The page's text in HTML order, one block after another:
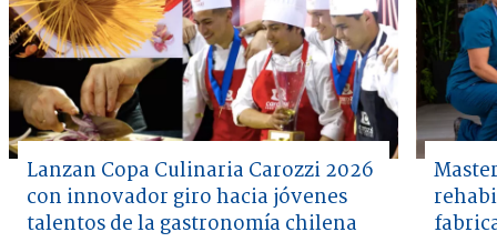
Lanzan Copa Culinaria Carozzi 2026
con innovador giro hacia jóvenes
talentos de la gastronomía chilena